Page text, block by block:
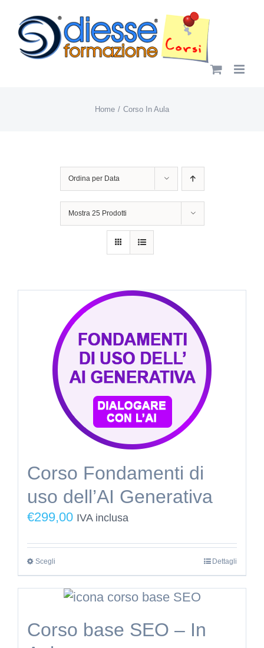
contenuto
Home Corso In Aula
Ordina per Data
Mostra 25 Prodotti
Corso Fondamenti di
uso dell’AI Generativa
€299,00 IVA inclusa
Scegli
ha
varianti.
Dettagli
Corso base SEO – In